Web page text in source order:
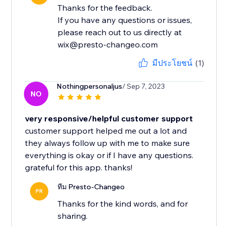
Thanks for the feedback.
If you have any questions or issues,
please reach out to us directly at
wix@presto-changeo.com
มีประโยชน์ (1)
NO
Nothingpersonaljus/ Sep 7, 2023
very responsive/helpful customer support
customer support helped me out a lot and
they always follow up with me to make sure
everything is okay or if I have any questions.
grateful for this app. thanks!
PR ทีม Presto-Changeo
Thanks for the kind words, and for
sharing.